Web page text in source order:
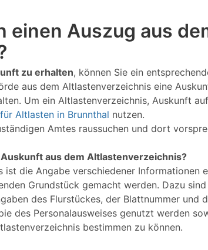
einen Auszug aus
zu erhalten, können Sie ein
aus dem Altlastenverzeichnis eine
Um ein Altlastenverzeichnis, Auskunft
Altlasten in Brunnthal nutzen.
Amtes raussuchen und dort
aus dem Altlastenverzeichnis?
ist die Angabe verschiedener
Grundstück gemacht werden. Dazu
des Flurstückes, der Blattnummer und
des Personalausweises genutzt werden
bestimmen zu können.